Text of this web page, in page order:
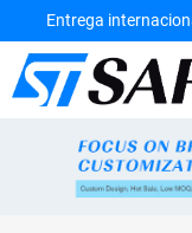
Entrega